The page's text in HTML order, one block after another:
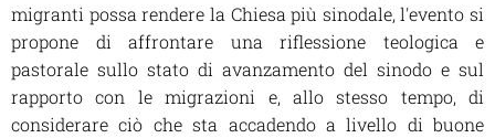
migranti possa rendere la Chiesa più sinodale, l'evento si
propone di affrontare una riflessione teologica e
pastorale sullo stato di avanzamento del sinodo e sul
rapporto con le migrazioni e, allo stesso tempo, di
considerare ciò che sta accadendo a livello di buone